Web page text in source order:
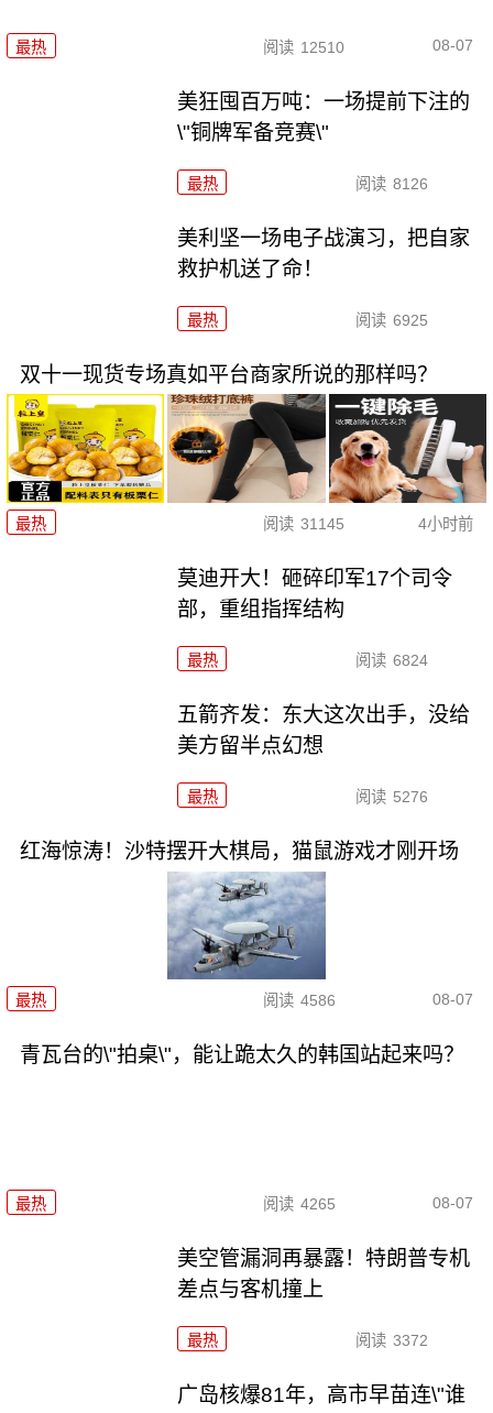
最热 阅读 12510 08-07
美狂囤百万吨：一场提前下注的
\"铜牌军备竞赛\"
最热 阅读 8126
美利坚一场电子战演习，把自家
救护机送了命！
最热 阅读 6925
双十一现货专场真如平台商家所说的那样吗？
最热 阅读 31145 4小时前
莫迪开大！砸碎印军17个司令
部，重组指挥结构
最热 阅读 6824
五箭齐发：东大这次出手，没给
美方留半点幻想
最热 阅读 5276
红海惊涛！沙特摆开大棋局，猫鼠游戏才刚开场
最热 阅读 4586 08-07
青瓦台的\"拍桌\"，能让跪太久的韩国站起来吗？
最热 阅读 4265 08-07
美空管漏洞再暴露！特朗普专机
差点与客机撞上
最热 阅读 3372
广岛核爆81年，高市早苗连\"谁